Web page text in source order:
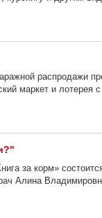
распродажи
маркет и лотерея
за корм»
Алина